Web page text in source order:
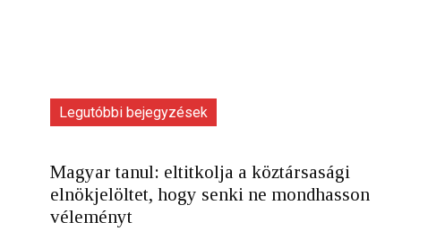
Legutóbbi bejegyzések
Magyar tanul: eltitkolja a köztársasági
elnökjelöltet, hogy senki ne mondhasson
véleményt